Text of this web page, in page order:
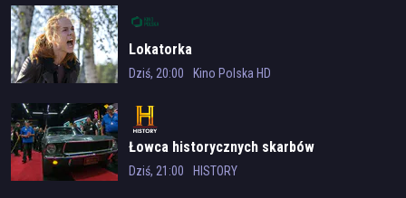
Lokatorka
Dziś, 20:00 Kino Polska HD
Łowca historycznych skarbów
Dziś, 21:00 HISTORY